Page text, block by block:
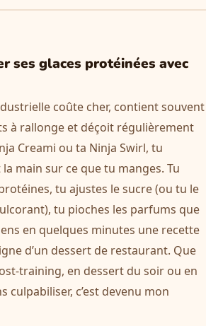
ses glaces protéinées avec
coûte cher, contient souvent
à rallonge et déçoit régulièrement
Creami ou ta Ninja Swirl, tu
main sur ce que tu manges. Tu
tu ajustes le sucre (ou tu le
tu pioches les parfums que
en quelques minutes une recette
d’un dessert de restaurant. Que
training, en dessert du soir ou en
culpabiliser, c’est devenu mon